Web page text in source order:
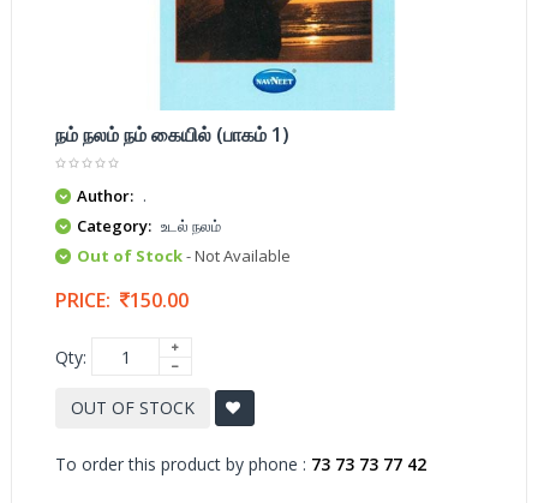
நம் நலம் நம் கையில் (பாகம் 1)
Author: .
Category: உடல் நலம்
Out of Stock- Not Available
PRICE: 150.00
Qty:
OUT OF STOCK
To order this product by phone : 73 73 73 77 42